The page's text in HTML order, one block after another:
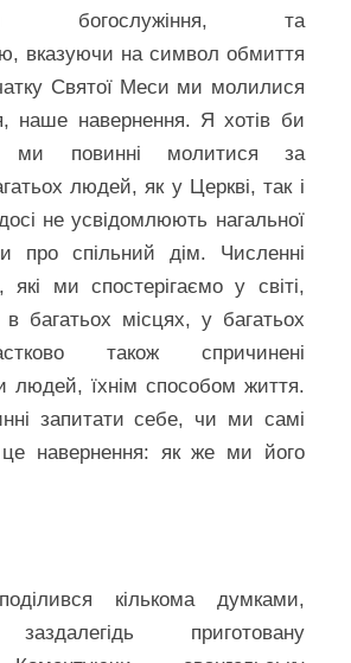
богослужіння, та
вказуючи на символ обмиття
Святої Меси ми молилися
наше навернення. Я хотів би
повинні молитися за
людей, як у Церкві, так і
не усвідомлюють нагальної
про спільний дім. Численні
які ми спостерігаємо у світі,
багатьох місцях, у багатьох
також спричинені
людей, їхнім способом життя.
запитати себе, чи ми самі
навернення: як же ми його
кількома думками,
приготовану